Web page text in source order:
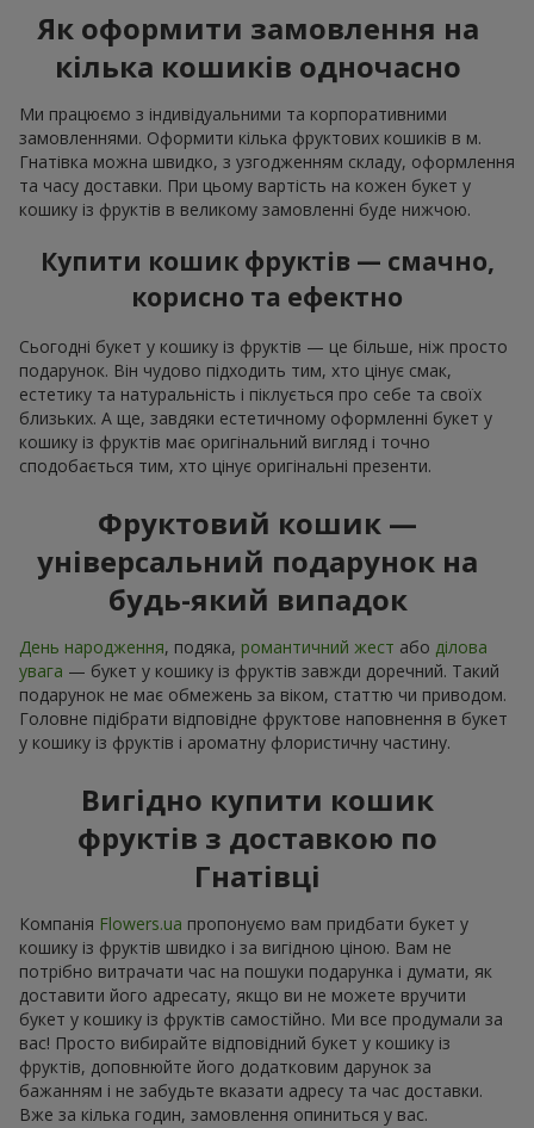
Як оформити замовлення на
кілька кошиків одночасно
Ми працюємо з індивідуальними та корпоративними
замовленнями. Оформити кілька фруктових кошиків в м.
Гнатівка можна швидко, з узгодженням складу, оформлення
та часу доставки. При цьому вартість на кожен букет у
кошику із фруктів в великому замовленні буде нижчою.
Купити кошик фруктів — смачно,
корисно та ефектно
Сьогодні букет у кошику із фруктів — це більше, ніж просто
подарунок. Він чудово підходить тим, хто цінує смак,
естетику та натуральність і піклується про себе та своїх
близьких. А ще, завдяки естетичному оформленні букет у
кошику із фруктів має оригінальний вигляд і точно
сподобається тим, хто цінує оригінальні презенти.
Фруктовий кошик —
універсальний подарунок на
будь-який випадок
День народження, подяка, романтичний жест або ділова
увага — букет у кошику із фруктів завжди доречний. Такий
подарунок не має обмежень за віком, статтю чи приводом.
Головне підібрати відповідне фруктове наповнення в букет
у кошику із фруктів і ароматну флористичну частину.
Вигідно купити кошик
фруктів з доставкою по
Гнатівці
Компанія Flowers.ua пропонуємо вам придбати букет у
кошику із фруктів швидко і за вигідною ціною. Вам не
потрібно витрачати час на пошуки подарунка і думати, як
доставити його адресату, якщо ви не можете вручити
букет у кошику із фруктів самостійно. Ми все продумали за
вас! Просто вибирайте відповідний букет у кошику із
фруктів, доповнюйте його додатковим дарунок за
бажанням і не забудьте вказати адресу та час доставки.
Вже за кілька годин, замовлення опиниться у вас.